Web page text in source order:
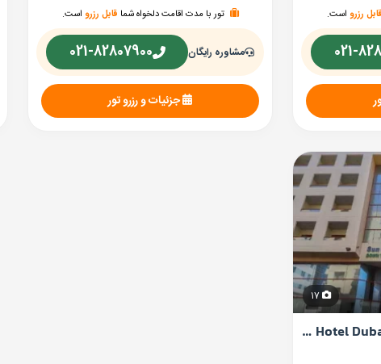
قابل رزرواست.
021-
تور با مدت اقامت دلخواه شما قابل رزرو است.
مشاوره رایگان 021-82807900
جزئیات و رزرو تور
17
تور سان اند سندز دبی | Sun & Sands Hotel Dubai هتل